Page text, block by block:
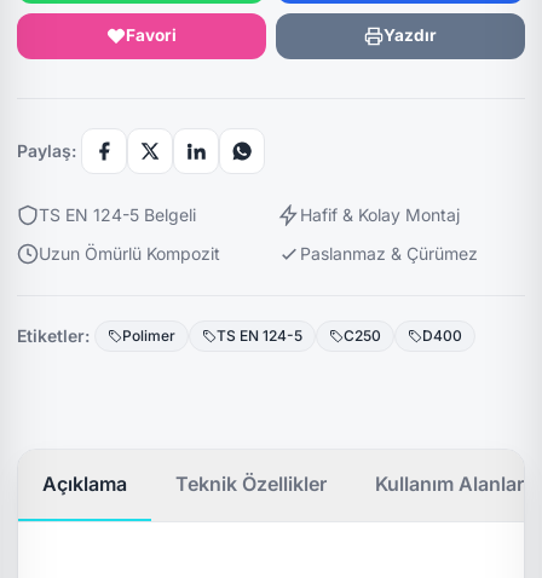
Favori Yazdır
Paylaş:
TS EN 124-5 Belgeli
Hafif & Kolay Montaj
Uzun Ömürlü Kompozit
Paslanmaz & Çürümez
Etiketler: Polimer TS EN 124-5 C250 D400
Açıklama Teknik Özellikler Kullanım Alanları